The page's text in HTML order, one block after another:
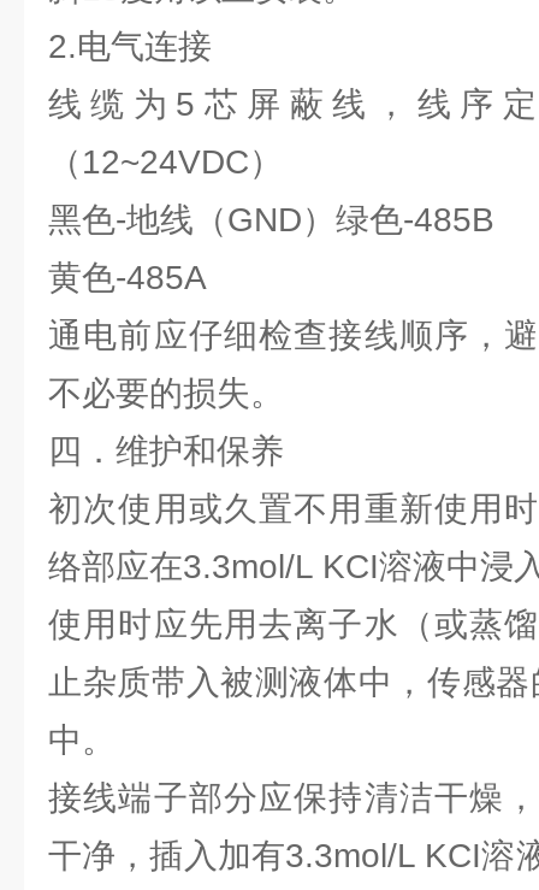
2.电气连接
线缆为5芯屏蔽线，线序
（12~24VDC）
黑色-地线（GND）绿色-485B
黄色-485A
通电前应仔细检查接线顺序，
不必要的损失。
四．维护和保养
初次使用或久置不用重新使用
络部应在3.3mol/L KCI溶液中浸
使用时应先用去离子水（或蒸
止杂质带入被测液体中，传感
中。
接线端子部分应保持清洁干燥
干净，插入加有3.3mol/L KCI溶